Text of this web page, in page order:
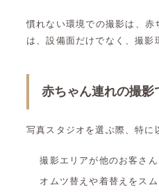
慣れない環境での撮影は、赤
は、設備面だけでなく、撮影
赤ちゃん連れの撮影
写真スタジオを選ぶ際、特に
撮影エリアが他のお客さ
オムツ替えや着替えをス